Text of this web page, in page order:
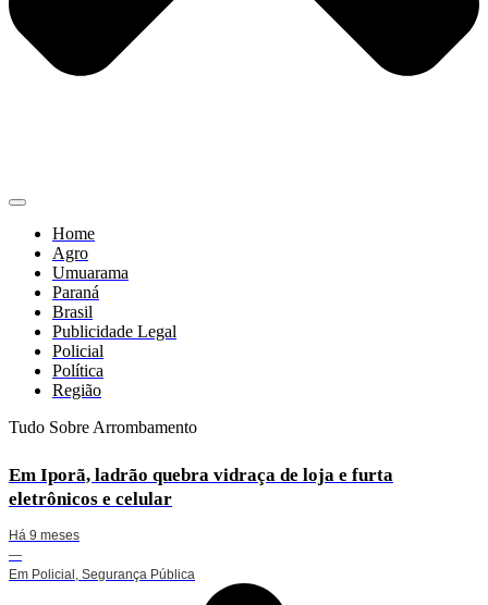
Home
Agro
Umuarama
Paraná
Brasil
Publicidade Legal
Policial
Política
Região
Tudo Sobre Arrombamento
Em Iporã, ladrão quebra vidraça de loja e furta
eletrônicos e celular
Há 9 meses
—
Em Policial Segurança Pública